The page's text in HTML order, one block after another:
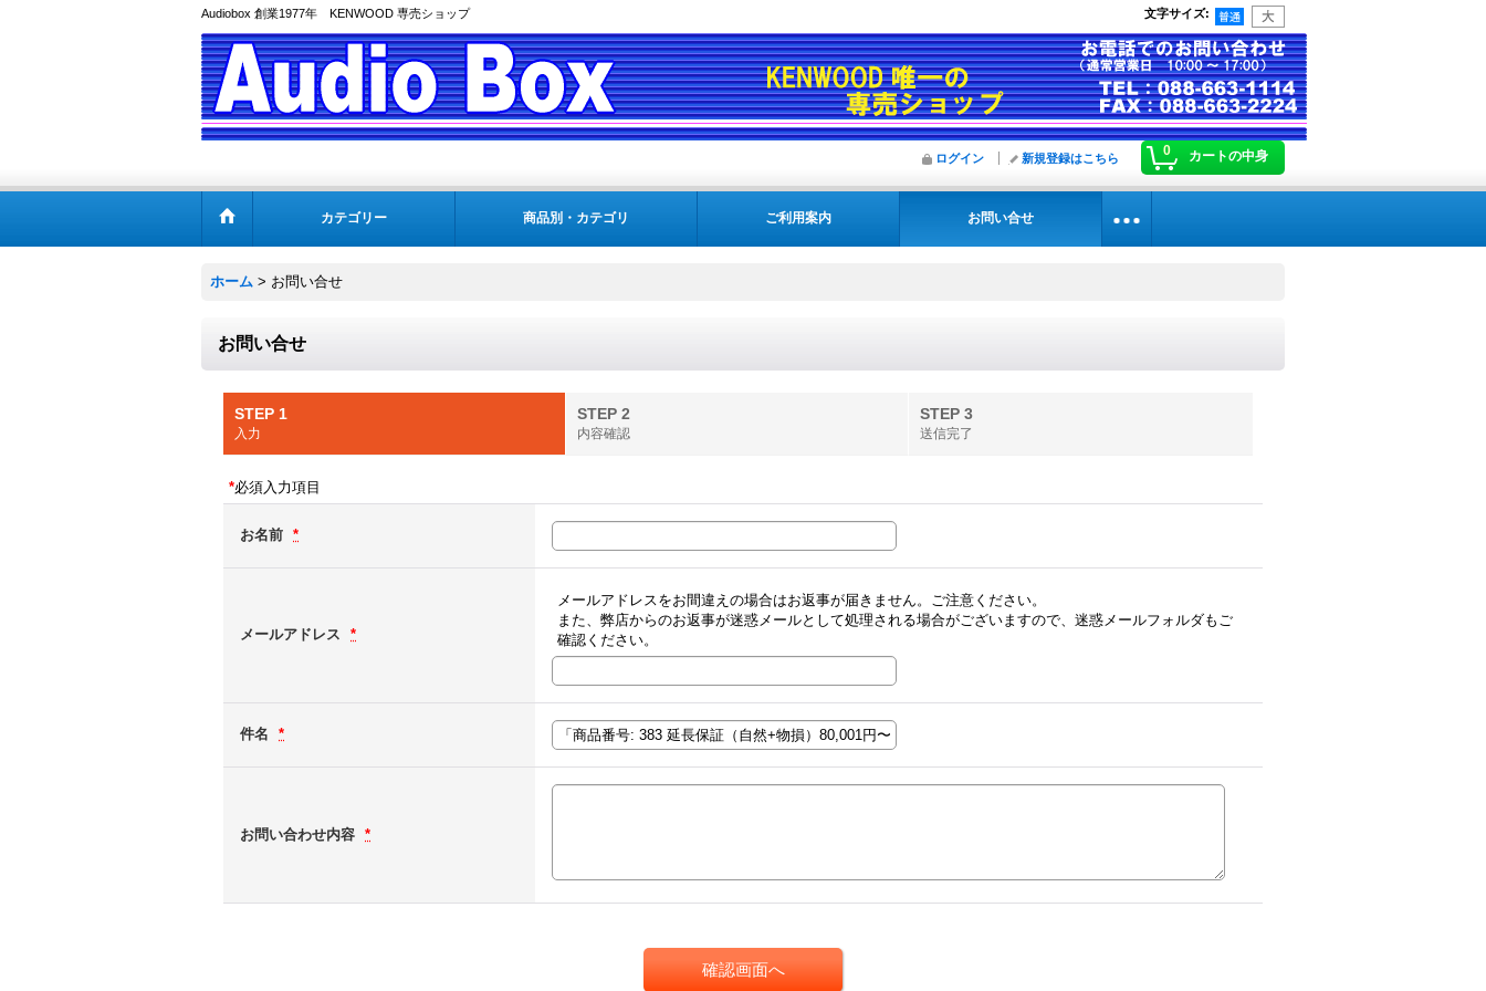
Audiobox 創業1977年 KENWOOD 専売ショップ 文字サイズ:
0 カートの中身
ログイン 新規登録はこちら
カテゴリー 商品別・カテゴリ ご利用案内 お問い合せ
ホーム > お問い合せ
お問い合せ
STEP 1
入力
STEP 2
内容確認
STEP 3
送信完了
*必須入力項目
お名前 *
メールアドレス *
メールアドレスをお間違えの場合はお返事が届きません。ご注意ください。
また、弊店からのお返事が迷惑メールとして処理される場合がございますので、迷惑メールフォルダもご
確認ください。
件名 *
お問い合わせ内容 *